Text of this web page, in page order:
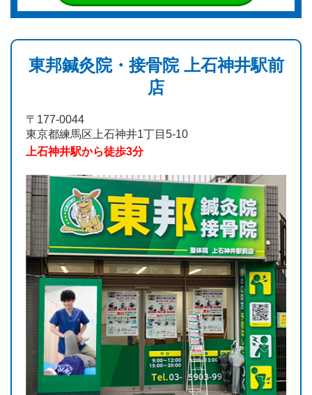
東邦鍼灸院・接骨院 上石神井駅前
店
〒177-0044
東京都練馬区上石神井1丁目5-10
上石神井駅から徒歩3分